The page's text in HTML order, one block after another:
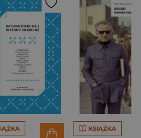
KSIĄŻKA